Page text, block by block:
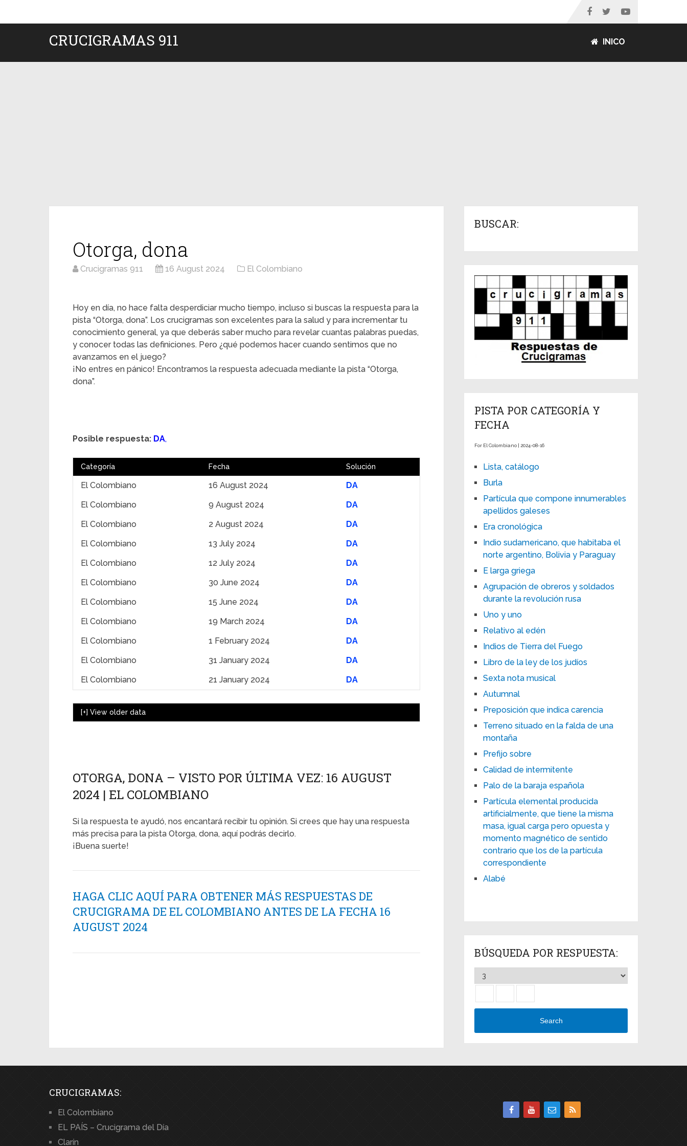
CRUCIGRAMAS 911 INICO
Otorga, dona
Crucigramas 911 16 August 2024 El Colombiano
Hoy en día, no hace falta desperdiciar mucho tiempo, incluso si buscas la respuesta para la
pista “Otorga, dona”. Los crucigramas son excelentes para la salud y para incrementar tu
conocimiento general, ya que deberás saber mucho para revelar cuantas palabras puedas,
y conocer todas las definiciones. Pero ¿qué podemos hacer cuando sentimos que no
avanzamos en el juego?
¡No entres en pánico! Encontramos la respuesta adecuada mediante la pista “Otorga,
dona”.
Posible respuesta: DA,
Categoría Fecha Solución
El Colombiano 16 August 2024
DA
El Colombiano
9 August 2024
DA
El Colombiano
2 August 2024
DA
El Colombiano
13 July 2024
DA
El Colombiano
12 July 2024
DA
El Colombiano
30 June 2024
DA
El Colombiano
15 June 2024
DA
El Colombiano
19 March 2024
DA
El Colombiano
1 February 2024
DA
El Colombiano
31 January 2024
DA
El Colombiano
21 January 2024 DA
[+] View older data
OTORGA, DONA – VISTO POR ÚLTIMA VEZ: 16 AUGUST
2024 | EL COLOMBIANO
Si la respuesta te ayudó, nos encantará recibir tu opinión. Si crees que hay una respuesta
más precisa para la pista Otorga, dona, aquí podrás decirlo.
¡Buena suerte!
HAGA CLIC AQUÍ PARA OBTENER MÁS RESPUESTAS DE
CRUCIGRAMA DE EL COLOMBIANO ANTES DE LA FECHA 16
AUGUST 2024
BUSCAR:
PISTA POR CATEGORÍA Y
FECHA
For El Colombiano | 2024-08-16
Lista, catálogo
Burla
Partícula que compone innumerables
apellidos galeses
Era cronológica
Indio sudamericano, que habitaba el
norte argentino, Bolivia y Paraguay
E larga griega
Agrupación de obreros y soldados
durante la revolución rusa
Uno y uno
Relativo al edén
Indios de Tierra del Fuego
Libro de la ley de los judíos
Sexta nota musical
Autumnal
Preposición que indica carencia
Terreno situado en la falda de una
montaña
Prefijo sobre
Calidad de intermitente
Palo de la baraja española
Partícula elemental producida
artificialmente, que tiene la misma
masa, igual carga pero opuesta y
momento magnético de sentido
contrario que los de la partícula
correspondiente
Alabé
BÚSQUEDA POR RESPUESTA:
Search
CRUCIGRAMAS:
El Colombiano
EL PAÍS – Crucigrama del Día
Clarín